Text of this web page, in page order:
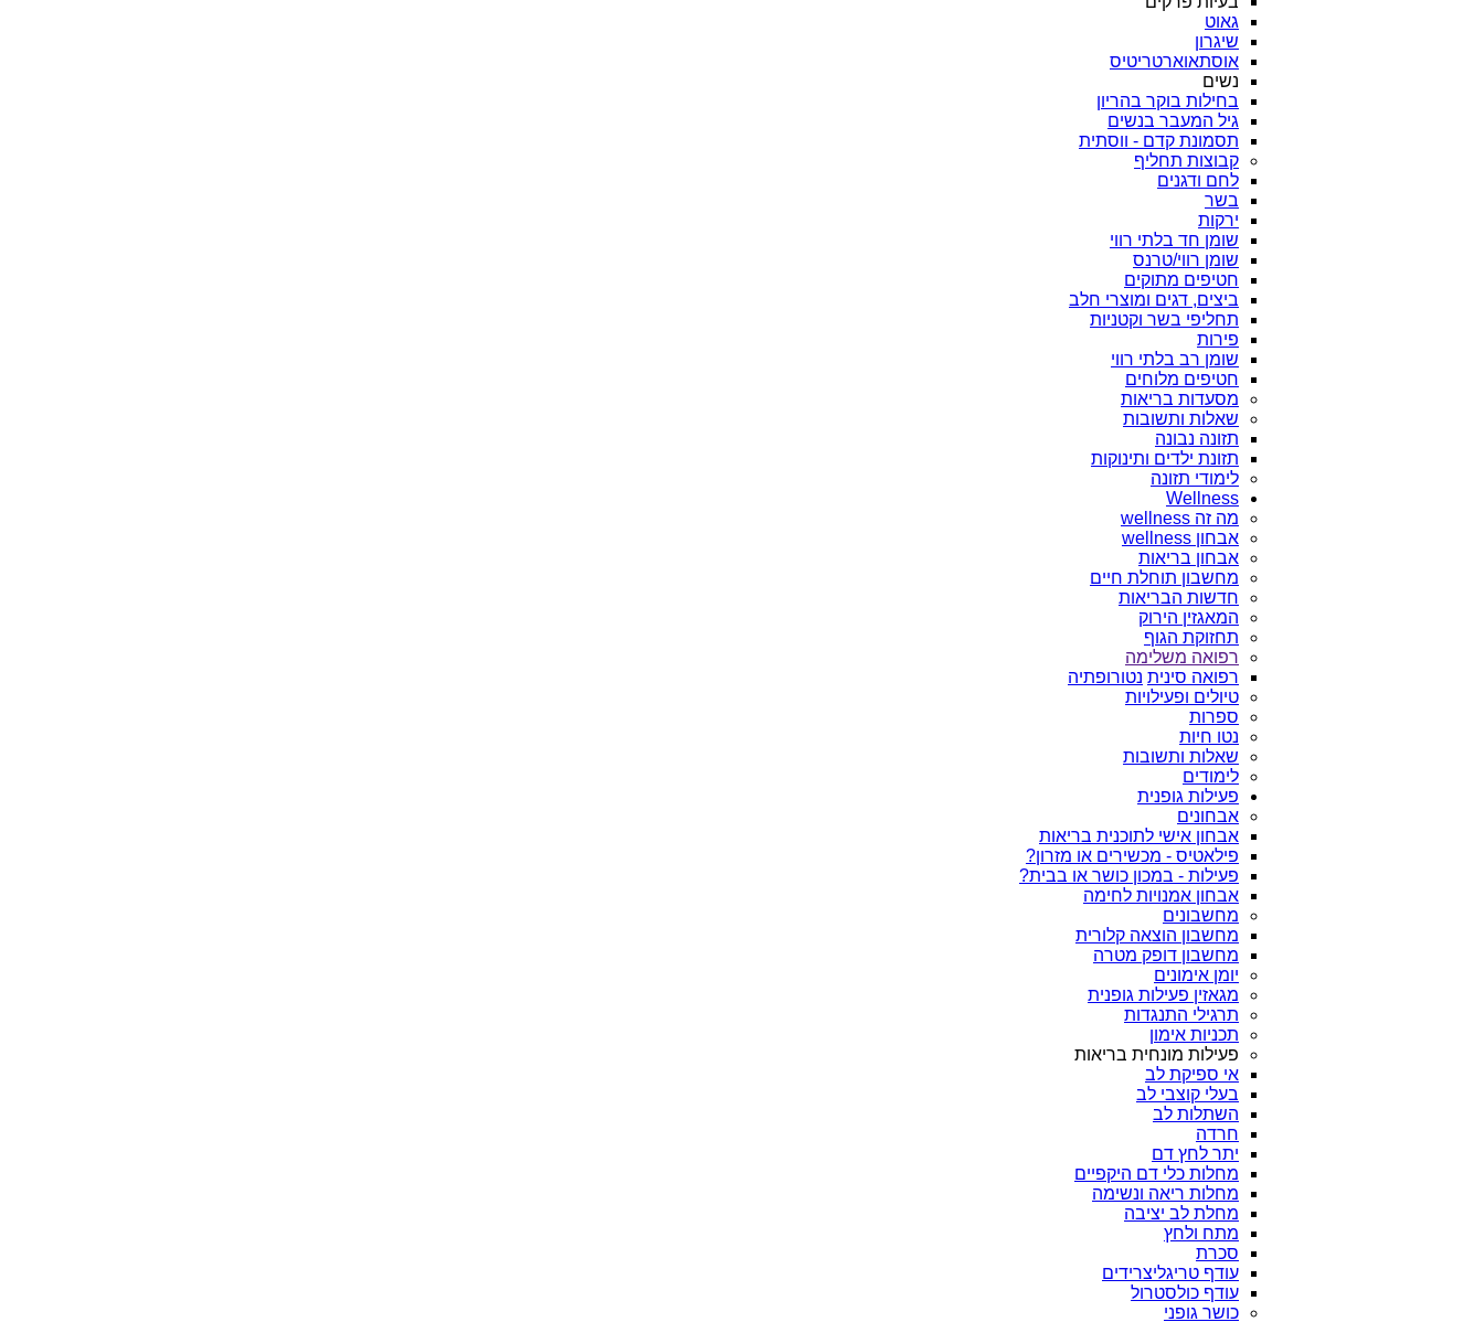
גאוט
שיגרון
אוסתאוארטריטיס
נשים
בחילות בוקר בהריון
גיל המעבר בנשים
תסמונת קדם - ווסתית
קבוצות תחליף
לחם ודגנים
בשר
ירקות
שומן חד בלתי רווי
שומן רווי/טרנס
חטיפים מתוקים
ביצים, דגים ומוצרי חלב
תחליפי בשר וקטניות
פירות
שומן רב בלתי רווי
חטיפים מלוחים
מסעדות בריאות
שאלות ותשובות
תזונה נבונה
תזונת ילדים ותינוקות
לימודי תזונה
Wellness
מה זה wellness
אבחון wellness
אבחון בריאות
מחשבון תוחלת חיים
חדשות הבריאות
המאגזין הירוק
תחזוקת הגוף
רפואה משלימה
רפואה סינית נטורופתיה
טיולים ופעילויות
ספרות
נטו חיות
שאלות ותשובות
לימודים
פעילות גופנית
אבחונים
אבחון אישי לתוכנית בריאות
פילאטיס - מכשירים או מזרון?
פעילות - במכון כושר או בבית?
אבחון אמנויות לחימה
מחשבונים
מחשבון הוצאה קלורית
מחשבון דופק מטרה
יומן אימונים
מגאזין פעילות גופנית
תרגילי התנגדות
תכניות אימון
פעילות מונחית בריאות
אי ספיקת לב
בעלי קוצבי לב
השתלות לב
חרדה
יתר לחץ דם
מחלות כלי דם היקפיים
מחלות ריאה ונשימה
מחלת לב יציבה
מתח ולחץ
סכרת
עודף טריגליצרידים
עודף כולסטרול
כושר גופני